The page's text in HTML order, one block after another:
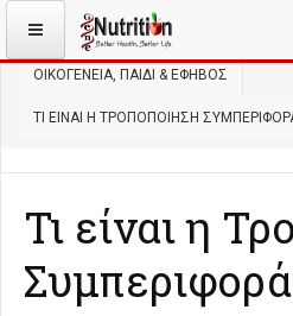
ΒΡΊΣΚΕΣΤΕ ΕΔΏ:
ΟΙΚΟΓΈΝΕΙΑ, ΠΑΙΔΊ & ΈΦΗΒΟΣ
ΤΙ ΕΊΝΑΙ Η ΤΡΟΠΟΠΟΊΗΣΗ
Τι είναι η